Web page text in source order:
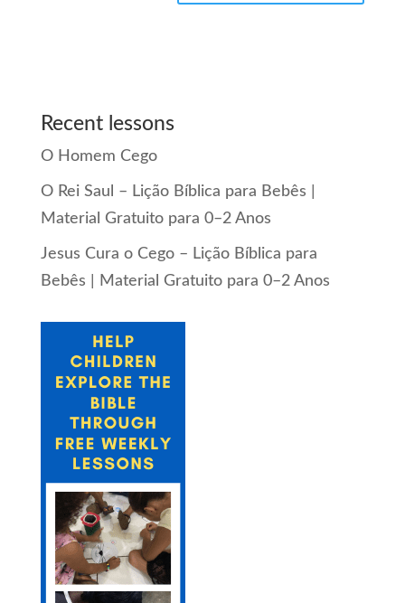
Recent lessons
O Homem Cego
O Rei Saul – Lição Bíblica para Bebês |
Material Gratuito para 0–2 Anos
Jesus Cura o Cego – Lição Bíblica para
Bebês | Material Gratuito para 0–2 Anos